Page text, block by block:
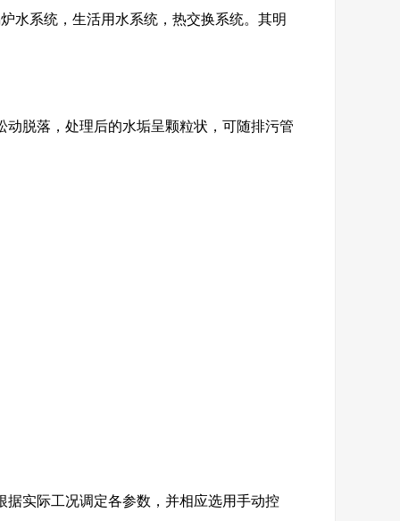
系统，生活用水系统，热交换系统。其明
脱落，处理后的水垢呈颗粒状，可随排污管
实际工况调定各参数，并相应选用手动控